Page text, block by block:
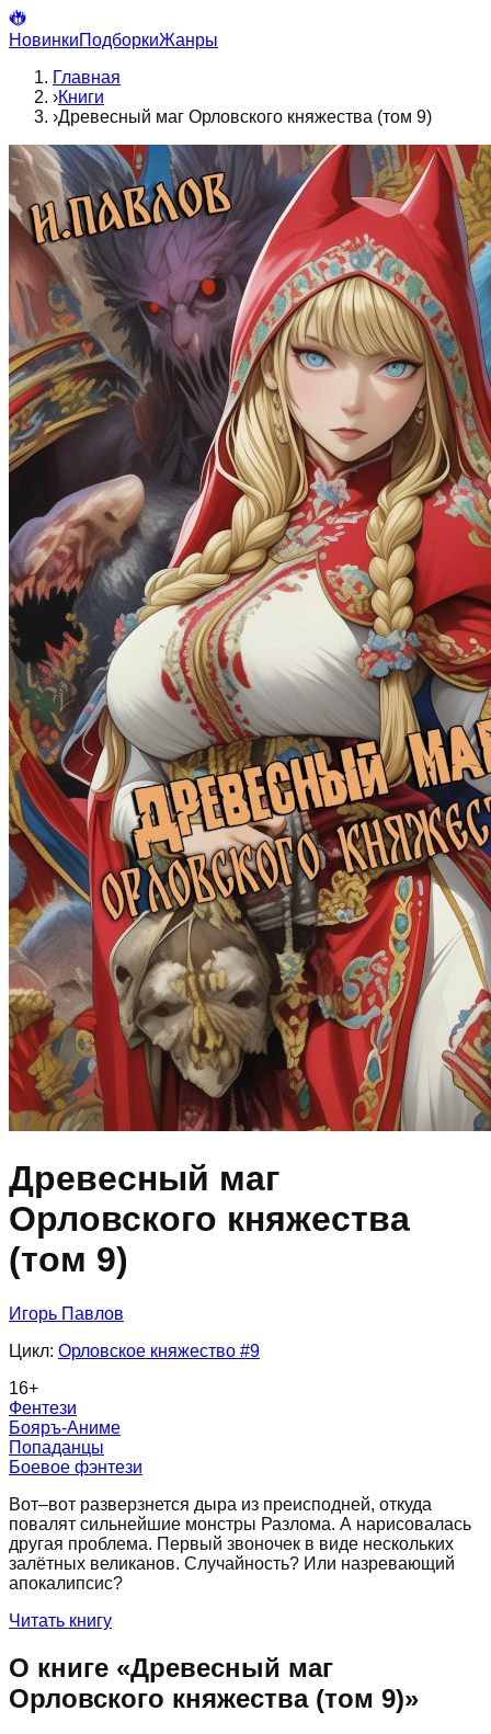
НовинкиПодборкиЖанры
Главная
›Книги
›Древесный маг Орловского княжества (том 9)
Древесный маг
Орловского княжества
(том 9)
Игорь Павлов
Цикл: Орловское княжество #9
16+
Фентези
Бояръ-Аниме
Попаданцы
Боевое фэнтези
Вот–вот разверзнется дыра из преисподней, откуда
повалят сильнейшие монстры Разлома. А нарисовалась
другая проблема. Первый звоночек в виде нескольких
залётных великанов. Случайность? Или назревающий
апокалипсис?
Читать книгу
О книге «Древесный маг
Орловского княжества (том 9)»